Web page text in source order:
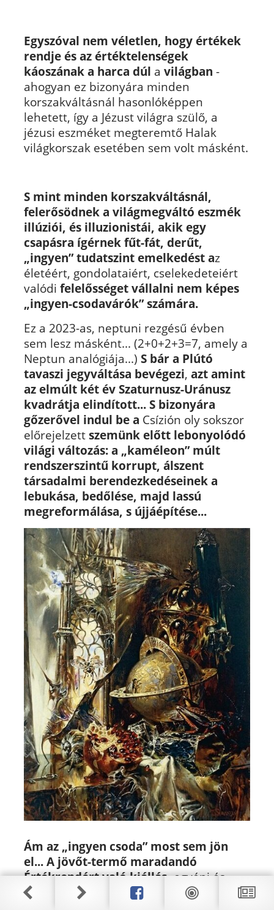
Egyszóval nem véletlen, hogy értékek
rendje és az értéktelenségek
káoszának a harca dúl a világban -
ahogyan ez bizonyára minden
korszakváltásnál hasonlóképpen
lehetett, így a Jézust világra szülő, a
jézusi eszméket megteremtő Halak
világkorszak esetében sem volt másként.
S mint minden korszakváltásnál,
felerősödnek a világmegváltó eszmék
illúziói, és illuzionistái, akik egy
csapásra ígérnek fűt-fát, derűt,
„ingyen” tudatszint emelkedést az
életéért, gondolataiért, cselekedeteiért
valódi felelősséget vállalni nem képes
„ingyen-csodavárók” számára.
Ez a 2023-as, neptuni rezgésű évben
sem lesz másként... (2+0+2+3=7, amely a
Neptun analógiája...) S bár a Plútó
tavaszi jegyváltása bevégezi, azt amint
az elmúlt két év Szaturnusz-Uránusz
kvadrátja elindított... S bizonyára
gőzerővel indul be a Csízión oly sokszor
előrejelzett szemünk előtt lebonyolódó
világi változás: a „kaméleon” múlt
rendszerszintű korrupt, álszent
társadalmi berendezkedéseinek a
lebukása, bedőlése, majd lassú
megreformálása, s újjáépítése...
Ám az „ingyen csoda” most sem jön
el... A jövőt-termő maradandó
Értékrendért való kiállás,egyéni és
közösségierőbefektetés és